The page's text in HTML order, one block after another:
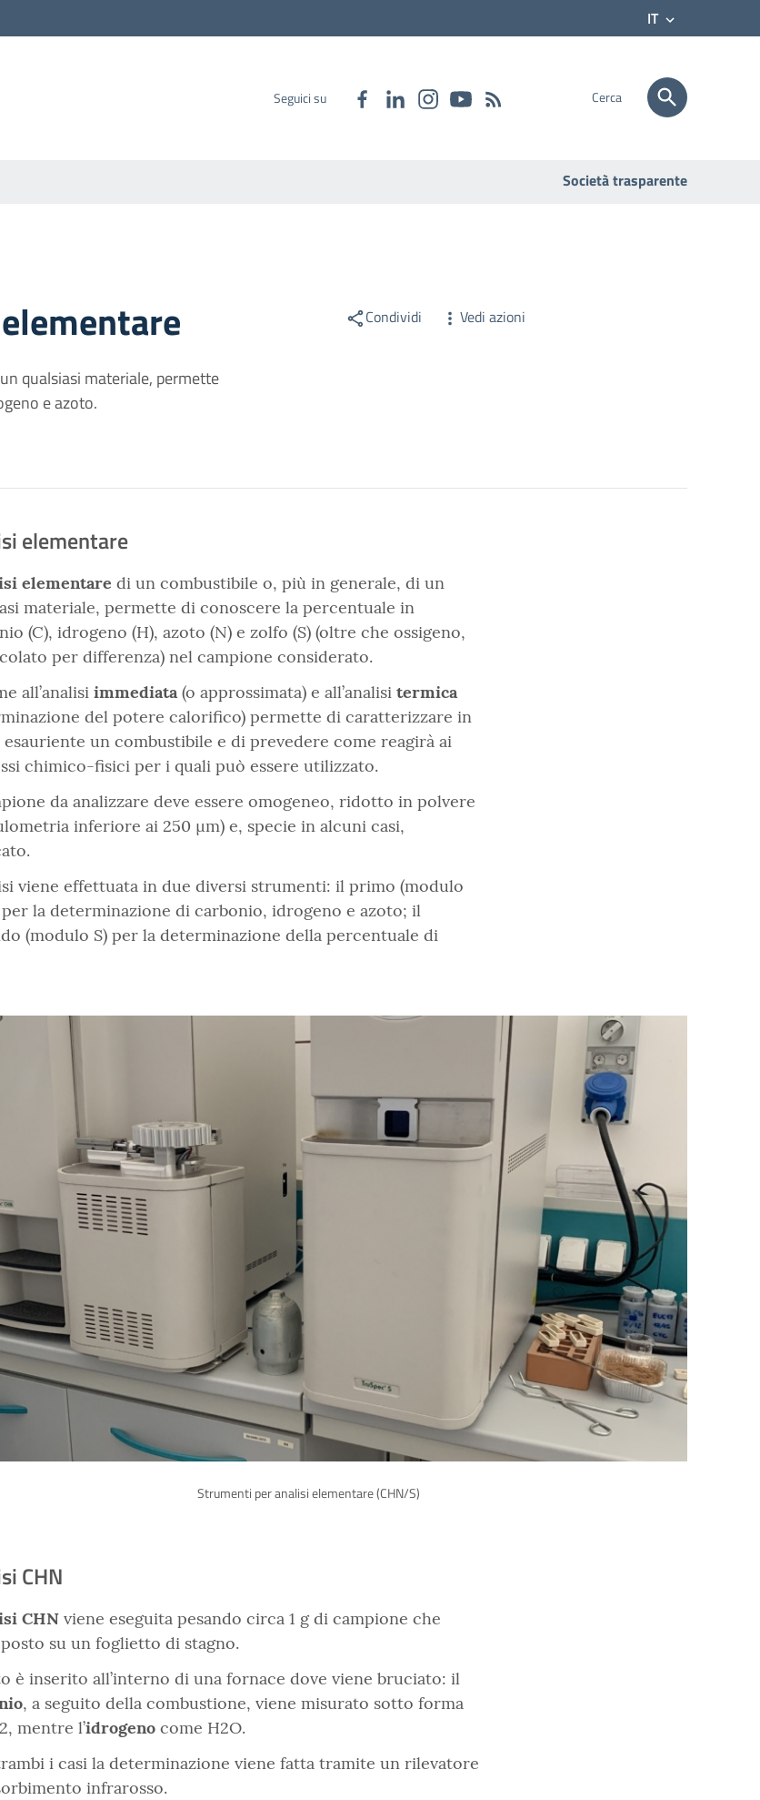
IT
Seguici su Cerca
Società trasparente
qualsiasi materiale, permette
e azoto.
Condividi Vedi azioni
elementare
elementare di un combustibile o, più in generale, di un
materiale, permette di conoscere la percentuale in
(C), idrogeno (H), azoto (N) e zolfo (S) (oltre che ossigeno,
per differenza) nel campione considerato.
all’analisi immediata(o approssimata) e all’analisi termica
del potere calorifico) permette di caratterizzare in
un combustibile e di prevedere come reagirà ai
chimico-fisici per i quali può essere utilizzato.
da analizzare deve essere omogeneo, ridotto in polvere
inferiore ai 250 µm) e, specie in alcuni casi,
viene effettuata in due diversi strumenti: il primo (modulo
per la determinazione di carbonio, idrogeno e azoto; il
(modulo S) per la determinazione della percentuale di
Strumenti per analisi elementare (CHN/S)
CHN
CHNviene eseguita pesando circa 1 g di campione che
su un foglietto di stagno.
è inserito all’interno di una fornace dove viene bruciato: il
, a seguito della combustione, viene misurato sotto forma
mentre l’idrogenocome H2O.
i casi la determinazione viene fatta tramite un rilevatore
infrarosso.